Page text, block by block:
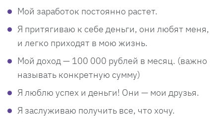
Мой заработок постоянно растет.
Я притягиваю к себе деньги, они любят меня,
и легко приходят в мою жизнь.
Мой доход — 100 000 рублей в месяц. (важно
называть конкретную сумму)
Я люблю успех и деньги! Они — мои друзья.
Я заслуживаю получить все, что хочу.